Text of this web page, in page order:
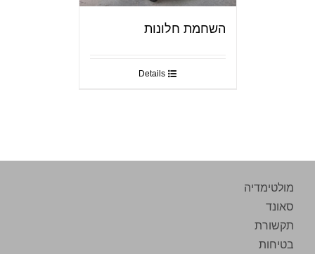
השחמת חלונות
Details
מולטימדיה
סאונד
תקשורת
בטיחות